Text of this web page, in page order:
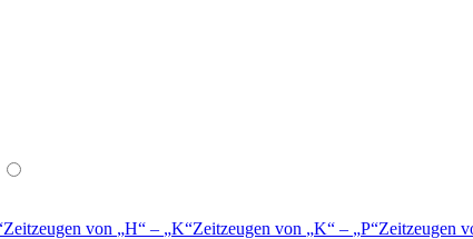
Zeitzeugen von H – K Zeitzeugen von K – P Zeitzeugen